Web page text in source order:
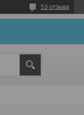
53 отзыва